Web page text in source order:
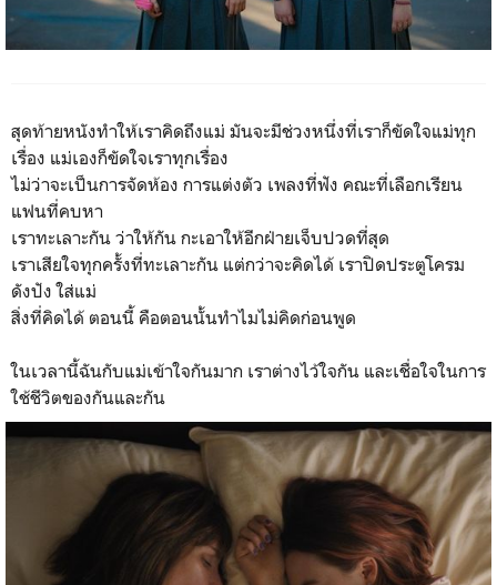
สุดท้ายหนังทำให้เราคิดถึงแม่ มันจะมีช่วงหนึ่งที่เราก็ขัดใจแม่ทุก
เรื่อง แม่เองก็ขัดใจเราทุกเรื่อง
ไม่ว่าจะเป็นการจัดห้อง การแต่งตัว เพลงที่ฟัง คณะที่เลือกเรียน
แฟนที่คบหา
เราทะเลาะกัน ว่าให้กัน กะเอาให้อีกฝ่ายเจ็บปวดที่สุด
เราเสียใจทุกครั้งที่ทะเลาะกัน แต่กว่าจะคิดได้ เราปิดประตูโครม
ดังปัง ใส่แม่
สิ่งที่คิดได้ ตอนนี้ คือตอนนั้นทำไมไม่คิดก่อนพูด
ในเวลานี้ฉันกับแม่เข้าใจกันมาก เราต่างไว้ใจกัน และเชื่อใจในการ
ใช้ชีวิตของกันและกัน